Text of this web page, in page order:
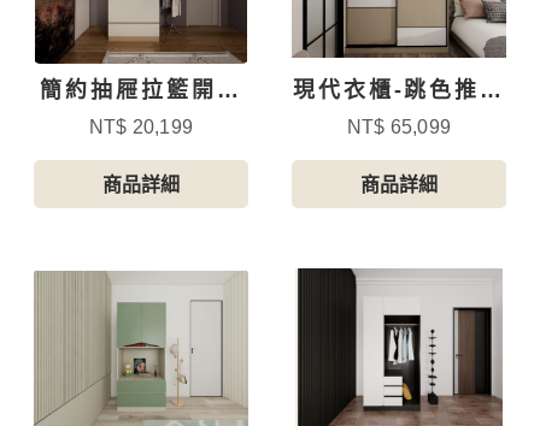
簡約抽屜拉籃開門
衣櫃
NT$ 20,199
商品詳細
現代衣櫃-跳色推拉
門
NT$ 65,099
商品詳細